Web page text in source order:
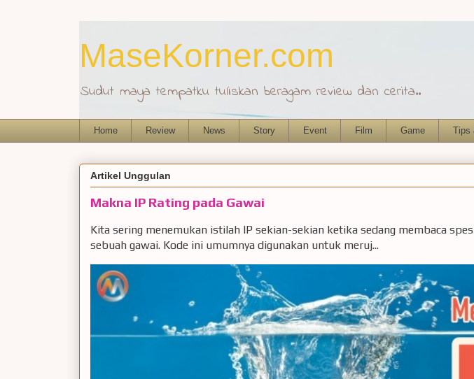
MaseKorner.com
Sudut maya tempatku tuliskan beragam review dan cerita..
Home Review News Story Event Film Game Tips
Artikel Unggulan
Makna IP Rating pada Gawai
Kita sering menemukan istilah IP sekian-sekian ketika sedang membaca
sebuah gawai. Kode ini umumnya digunakan untuk meruj...